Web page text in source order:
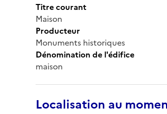
Titre courant
Maison
Producteur
Monuments historiques
Dénomination de l'édifice
maison
Localisation au